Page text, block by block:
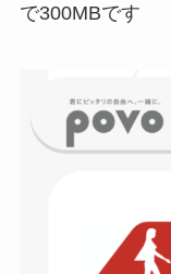
で300MBです